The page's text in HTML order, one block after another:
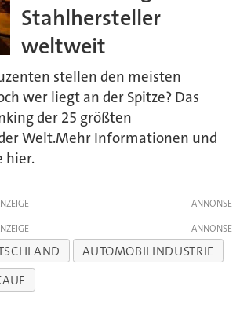
Stahlhersteller
weltweit
stellen den meisten
wer liegt an der Spitze? Das
der 25 größten
Welt.Mehr Informationen und
hier.
AUTOMOBILINDUSTRIE